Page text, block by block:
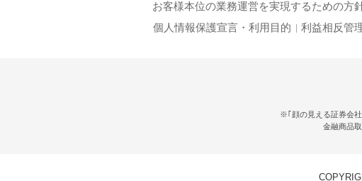
お客様本位の業務運営を実現するための方
個人情報保護宣言・利用目的
利益相反管
※｢顔の見える証券会社
金融商品